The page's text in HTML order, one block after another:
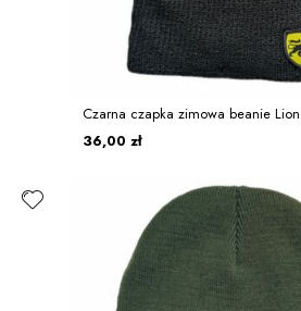
Czarna czapka zimowa beanie
36,00 zł